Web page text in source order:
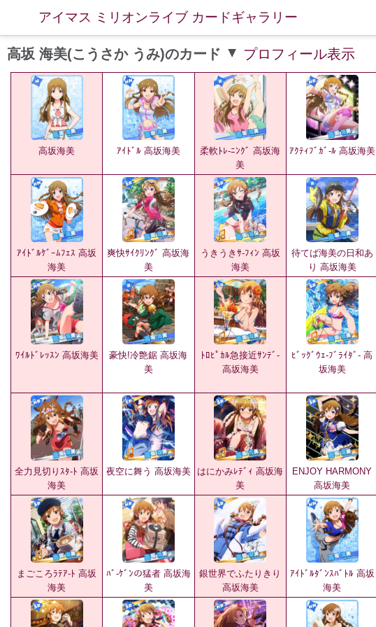
アイマス ミリオンライブ カードギャラリー
高坂 海美(こうさか うみ)のカード ▲ プロフィール表示
高坂海美 ｱｲﾄﾞﾙ 高坂海美
柔軟ﾄﾚ-ﾆﾝｸﾞ 高坂海
美
ｱｸﾃｨﾌﾞｶﾞ-ﾙ 高坂海美
ｱｲﾄﾞﾙｹﾞｰﾑﾌｪｽ 高坂
海美
爽快ｻｲｸﾘﾝｸﾞ 高坂海
美
うきうきｻ-ﾌｨﾝ 高坂
海美
待てば海美の日和あ
り 高坂海美
ﾜｲﾙﾄﾞﾚｯｽﾝ 高坂海美
豪快!冷艶鋸 高坂海
美
ﾄﾛﾋﾟｶﾙ急接近ｻﾝﾃﾞ-
高坂海美
ﾋﾞｯｸﾞｳｪ-ﾌﾞﾗｲﾀﾞ- 高
坂海美
全力見切りｽﾀ-ﾄ 高坂
海美
夜空に舞う 高坂海美
はにかみﾚﾃﾞｨ 高坂海
美
ENJOY HARMONY
高坂海美
まごころﾗﾃｱ-ﾄ 高坂
海美
ﾊﾞ-ｹﾞﾝの猛者 高坂海
美
銀世界でふたりきり
高坂海美
ｱｲﾄﾞﾙﾀﾞﾝｽﾊﾞﾄﾙ 高坂
海美